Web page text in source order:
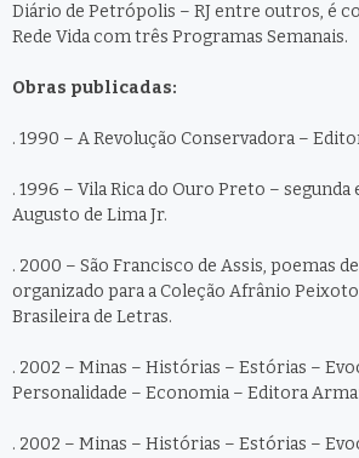
Diário de Petrópolis – RJ entre outros, é
Rede Vida com três Programas Semanais.
Obras publicadas:
. 1990 – A Revolução Conservadora –
. 1996 – Vila Rica do Ouro Preto – segunda
Augusto de Lima Jr.
. 2000 – São Francisco de Assis, poemas
organizado para a Coleção Afrânio
Brasileira de Letras.
. 2002 – Minas – Histórias – Estórias –
Personalidade – Economia – Editora
. 2002 – Minas – Histórias – Estórias –